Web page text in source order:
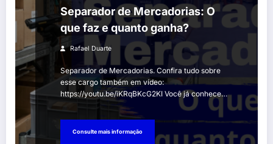
Separador de Mercadorias: O
que faz e quanto ganha?
Rafael Duarte
Separador de Mercadorias. Confira tudo sobre
esse cargo também em vídeo:
https://youtu.be/iKRqBKcG2KI Você já conhece…
Consulte mais informação